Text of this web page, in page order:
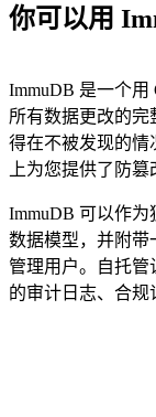
你可以用
ImmuDB 是一个
所有数据更改的
得在不被发现的
上为您提供了防篡
ImmuDB 可以作
数据模型，并附带
管理用户。自托
的审计日志、合规